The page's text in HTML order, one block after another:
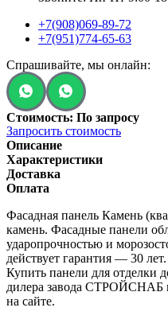
+7(908)069-89-72
+7(951)774-65-63
Спрашивайте, мы онлайн:
Стоимость: По запросу
Запросить стоимость
Описание
Характеристики
Доставка
Оплата
Фасадная панель Камень
камень. Фасадные панели
ударопрочностью и
действует гарантия — 30 лет.
Купить панели для отделки
дилера завода СТРОЙСНАБ
на сайте.